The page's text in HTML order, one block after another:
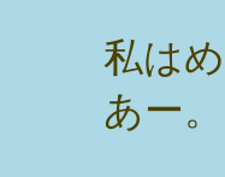
私は
あー